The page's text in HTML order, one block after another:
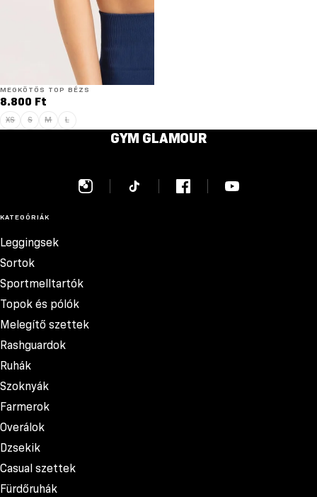
Elfogyott
MEGKÖTŐS TOP BÉZS
8.800 Ft
XS S M L
GYM GLAMOUR
KATEGÓRIÁK
Leggingsek
Sortok
Sportmelltartók
Topok és pólók
Melegítő szettek
Rashguardok
Ruhák
Szoknyák
Farmerok
Overálok
Dzsekik
Casual szettek
Fürdőruhák